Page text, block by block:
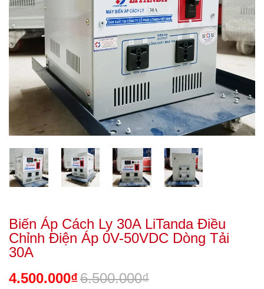
Biến Áp Cách Ly 30A LiTanda Điều
Chỉnh Điện Áp 0V-50VDC Dòng Tải
30A
4.500.000₫6.500.000₫